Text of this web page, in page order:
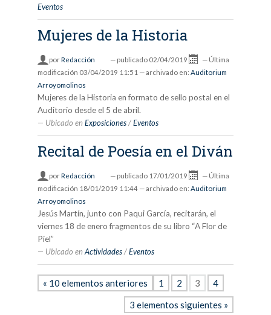
Eventos
Mujeres de la Historia
porRedacción — publicado 02/04/2019 — Última
modificación 03/04/2019 11:51 — archivado en: Auditorium
Arroyomolinos
Mujeres de la Historia en formato de sello postal en el
Auditorio desde el 5 de abril.
Ubicado en Exposiciones /Eventos
Recital de Poesía en el Diván
porRedacción — publicado 17/01/2019 — Última
modificación 18/01/2019 11:44 — archivado en: Auditorium
Arroyomolinos
Jesús Martín, junto con Paqui García, recitarán, el
viernes 18 de enero fragmentos de su libro “A Flor de
Piel”
Ubicado en Actividades /Eventos
« 10 elementos anteriores
3 elementos siguientes »
1 2 3 4